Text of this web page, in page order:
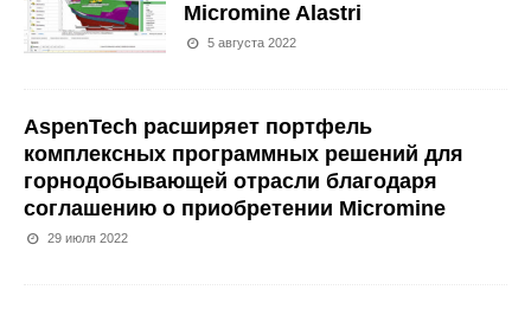
Micromine Alastri
5 августа 2022
AspenTech расширяет портфель
комплексных программных решений для
горнодобывающей отрасли благодаря
соглашению о приобретении Micromine
29 июля 2022